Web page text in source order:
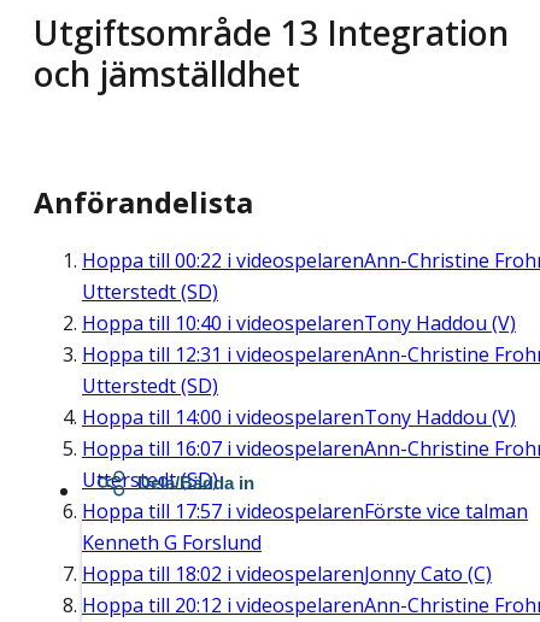
Utgiftsområde 13 Integration
och jämställdhet
Anförandelista
Hoppa till 00:22 i videospelarenAnn-Christine
Utterstedt (SD)
Hoppa till 10:40 i videospelarenTony Haddou (V)
Hoppa till 12:31 i videospelarenAnn-Christine
Utterstedt (SD)
Hoppa till 14:00 i videospelarenTony Haddou (V)
Hoppa till 16:07 i videospelarenAnn-Christine
Utterstedt (SD)
Hoppa till 17:57 i videospelarenFörste vice talman
Kenneth G Forslund
Hoppa till 18:02 i videospelarenJonny Cato (C)
Hoppa till 20:12 i videospelarenAnn-Christine
Dela/Bädda in